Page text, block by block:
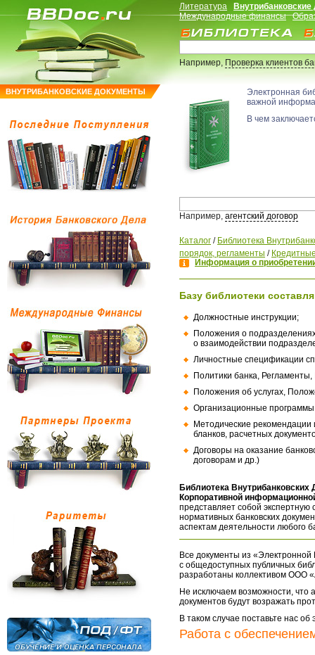
ВНУТРИБАНКОВСКИЕ ДОКУМЕНТЫ
Литература
Международные финансы
Например,Проверка клиентов
Электронная
важной
В чем
Например, агентский договор
Каталог / Библиотека
порядок, регламенты /
Информация о
Базу библиотеки
Должностные инструкции;
Положения о
о взаимодействии
Личностные спецификации
Политики банка,
Положения об услугах,
Организационные
Методические
бланков, расчетных
Договоры на оказание
договорам и др.)
Библиотека
Корпоративной
представляет собой экспертную
нормативных банковских
аспектам деятельности любого
Все документы из «Электронной
с общедоступных публичных
разработаны коллективом ООО
Не исключаем возможности, что
документов будут возражать
В таком случае поставьте нас
Работа с